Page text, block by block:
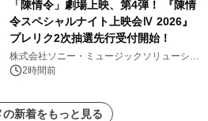
「陳情令」劇場上映、第4弾！ 『陳情
令スペシャルナイト上映会Ⅳ 2026』
プレリク2次抽選先行受付開始！
株式会社ソニー・ミュージックソリューショ
ンズ2時間前
の新着をもっと見る